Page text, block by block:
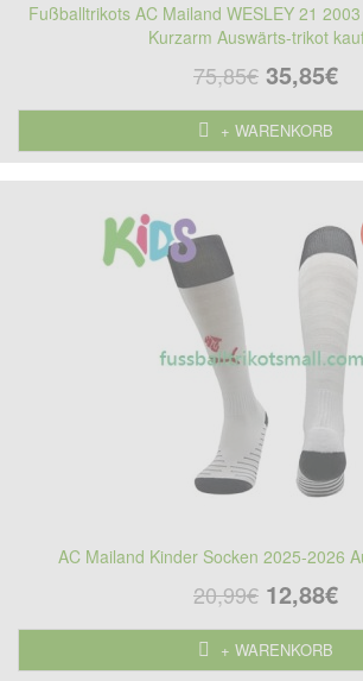
Fußballtrikots AC Mailand WESLEY 21
Kurzarm Auswärts-trikot
75,85€ 35,85€
+ WARENKORB
AC Mailand Kinder Socken 2025-2026
20,99€ 12,88€
+ WARENKORB